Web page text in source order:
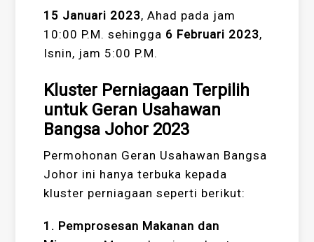
15 Januari 2023, Ahad pada jam
10:00 P.M. sehingga 6 Februari 2023,
Isnin, jam 5:00 P.M.
Kluster Perniagaan Terpilih
untuk Geran Usahawan
Bangsa Johor 2023
Permohonan Geran Usahawan Bangsa
Johor ini hanya terbuka kepada
kluster perniagaan seperti berikut:
1. Pemprosesan Makanan dan